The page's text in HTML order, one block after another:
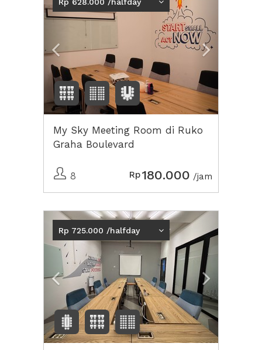
My Sky Meeting Room di Ruko
Graha Boulevard
8 Rp180.000 /jam
Previous Next2
Rp 725.000 /halfday